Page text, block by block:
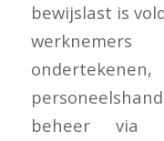
bewijslast is
beheer via